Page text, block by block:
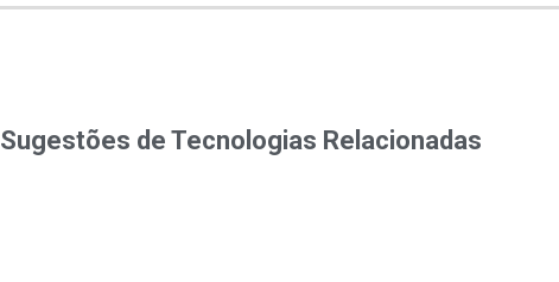
Sugestões de Tecnologias Relacionadas